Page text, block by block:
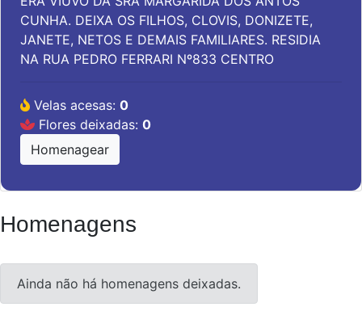
CUNHA. DEIXA OS FILHOS, CLOVIS, DONIZETE,
JANETE, NETOS E DEMAIS FAMILIARES. RESIDIA
NA RUA PEDRO FERRARI Nº833 CENTRO
Velas acesas: 0
Flores deixadas: 0
Homenagear
Homenagens
Ainda não há homenagens deixadas.